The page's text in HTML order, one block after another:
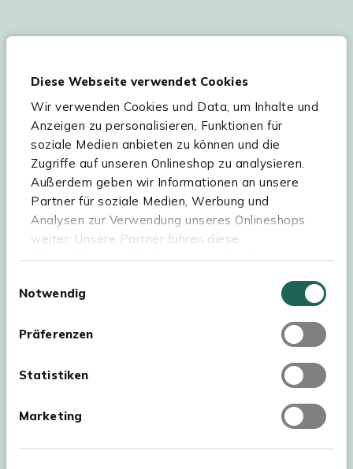
Diese Webseite verwendet Cookies
Wir verwenden Cookies und Data, um Inhalte und
Anzeigen zu personalisieren, Funktionen für
soziale Medien anbieten zu können und die
Zugriffe auf unseren Onlineshop zu analysieren.
Außerdem geben wir Informationen an unsere
Partner für soziale Medien, Werbung und
Analysen zur Verwendung unseres Onlineshops
weiter. Unsere Partner führen diese
Informationen möglicherweise mit weiteren
haben oder die sie im Rahmen Ihrer Nutzung der
Webseite müssen Sie die Cookies akzeptieren.
Notwendig
Präferenzen
Statistiken
Marketing
Einstellungenverarbeitet. Abmeldung jederzeit
möglich.
Teilnahmebedingungen Gutscheinaktion lesen.
Hilfe & Service
Sortiment
Kees Smit Gartenmöbel